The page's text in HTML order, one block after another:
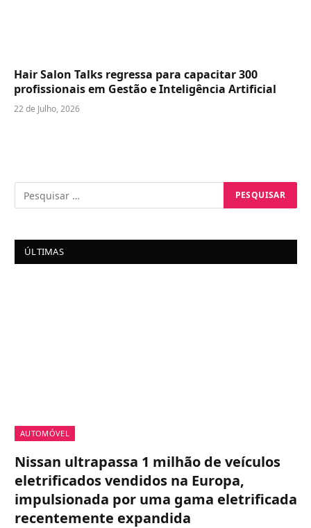
Hair Salon Talks regressa para capacitar 300
profissionais em Gestão e Inteligência Artificial
22 de Julho, 2026
ÚLTIMAS
AUTOMÓVEL
Nissan ultrapassa 1 milhão de veículos
eletrificados vendidos na Europa,
impulsionada por uma gama eletrificada
recentemente expandida